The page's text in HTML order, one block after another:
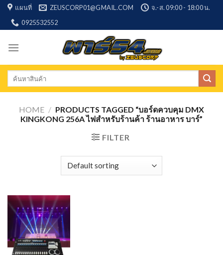
Skip
content
แผนที่ ZEUSCORP01@GMAIL.COM
จ.-ส. 09:00 - 18:00 น.
0925532552
Search
HOME / PRODUCTS TAGGED “บอร์ดควบคุม DMX
KINGKONG 256A ไฟสำหรับร้านค้า ร้านอาหาร บาร์”
FILTER